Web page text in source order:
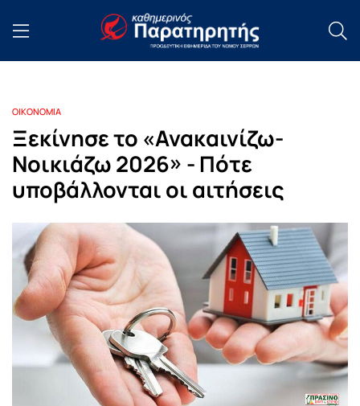
ΟΙΚΟΝΟΜΙΑ
Ξεκίνησε το «Ανακαινίζω-
Νοικιάζω 2026» - Πότε
υποβάλλονται οι αιτήσεις